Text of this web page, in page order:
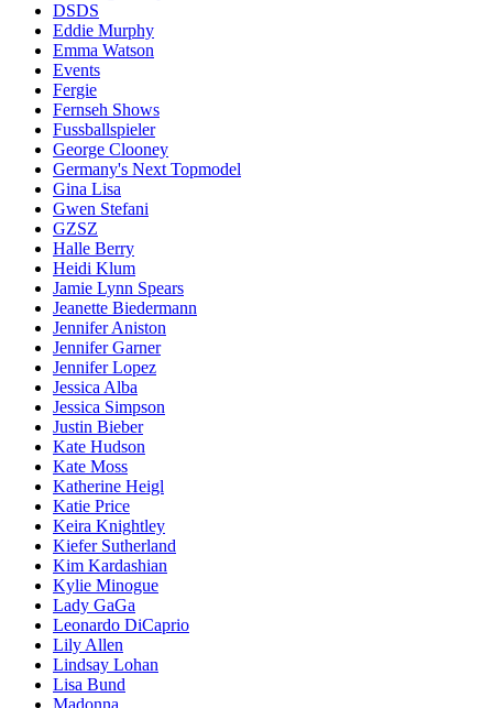
DSDS
Eddie Murphy
Emma Watson
Events
Fergie
Fernseh Shows
Fussballspieler
George Clooney
Germany's Next Topmodel
Gina Lisa
Gwen Stefani
GZSZ
Halle Berry
Heidi Klum
Jamie Lynn Spears
Jeanette Biedermann
Jennifer Aniston
Jennifer Garner
Jennifer Lopez
Jessica Alba
Jessica Simpson
Justin Bieber
Kate Hudson
Kate Moss
Katherine Heigl
Katie Price
Keira Knightley
Kiefer Sutherland
Kim Kardashian
Kylie Minogue
Lady GaGa
Leonardo DiCaprio
Lily Allen
Lindsay Lohan
Lisa Bund